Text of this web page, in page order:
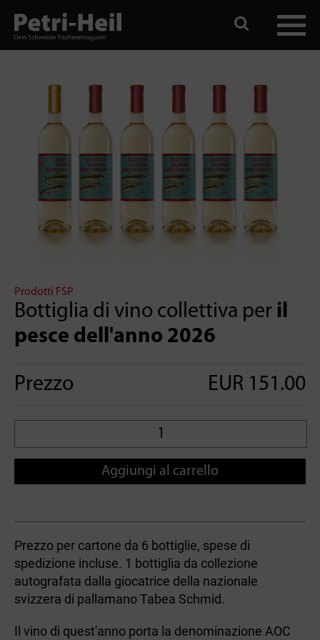
Prodotti FSP
Bottiglia di vino collettiva per il
pesce dell'anno 2026
Prezzo EUR 151.00
Aggiungi al carrello
Prezzo per cartone da 6 bottiglie, spese di
spedizione incluse. 1 bottiglia da collezione
autografata dalla giocatrice della nazionale
svizzera di pallamano Tabea Schmid.
Il vino di quest'anno porta la denominazione AOC